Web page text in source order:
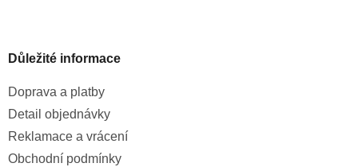
Důležité informace
Doprava a platby
Detail objednávky
Reklamace a vrácení
Obchodní podmínky